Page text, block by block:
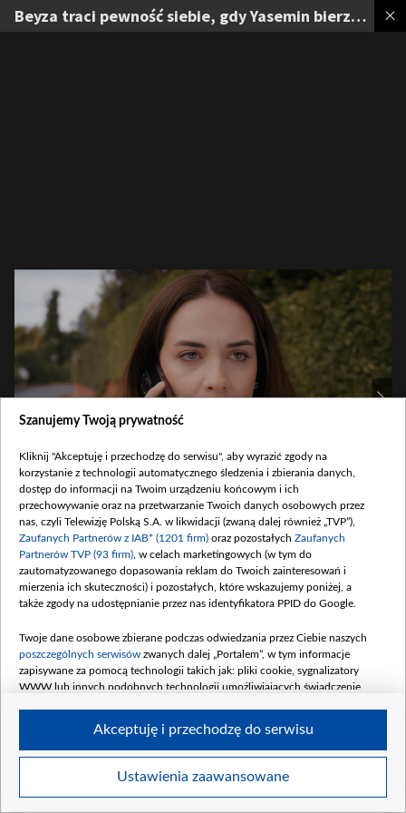
Beyza traci pewność siebie, gdy Yasemin bierze sprawy w swoje ręce. Zobacz zdjęcia ze 139. odcinka „Panny młodej”.
Beyza nerwowo próbuje skontaktować się z Selen, ale telefon pielęgniarki
pozostaje wyłączony. Fot. Materiały prasowe/ TVP
1
Szczegóły
Szanujemy Twoją prywatność
Kliknij "Akceptuję i przechodzę do serwisu", aby wyrazić zgody na
korzystanie z technologii automatycznego śledzenia i zbierania danych,
dostęp do informacji na Twoim urządzeniu końcowym i ich
przechowywanie oraz na przetwarzanie Twoich danych osobowych przez
nas, czyli Telewizję Polską S.A. w likwidacji (zwaną dalej również „TVP”),
Zaufanych Partnerów z IAB* (1201 firm) oraz pozostałych Zaufanych
Partnerów TVP (93 firm) , w celach marketingowych (w tym do
zautomatyzowanego dopasowania reklam do Twoich zainteresowań i
mierzenia ich skuteczności) i pozostałych, które wskazujemy poniżej, a
także zgody na udostępnianie przez nas identyfikatora PPID do Google.
Twoje dane osobowe zbierane podczas odwiedzania przez Ciebie naszych
poszczególnych serwisów zwanych dalej „Portalem”, w tym informacje
zapisywane za pomocą technologii takich jak: pliki cookie, sygnalizatory
WWW lub innych podobnych technologii umożliwiających świadczenie
Twoje dane osobowe zbierane podczas odwiedzania przez Ciebie
Ustawienia zaawansowane
Akceptuję i przechodzę do serwisu